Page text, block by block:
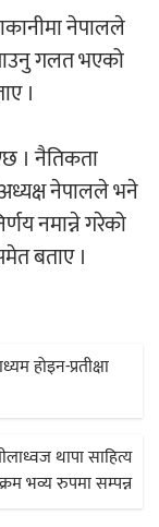
सम्पन्न
नेपालले
गलत भएको
।
। नैतिकता
अध्यक्ष नेपालले भने
नमान्ने गरेको
बताए ।
होइन-प्रतीक्षा
थापा साहित्य
भव्य रुपमा सम्पन्न